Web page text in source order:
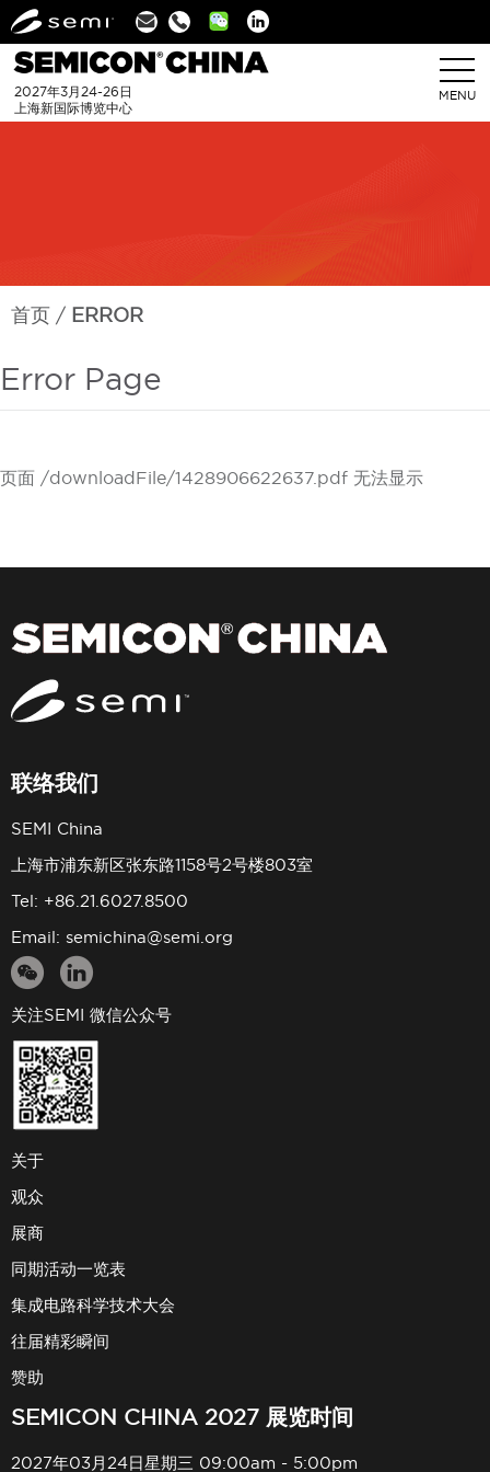
Linkedin
2027年3月24-26日
上海新国际博览中心
MENU
首页 ERROR
Error Page
页面 /downloadFile/1428906622637.pdf 无法显示
联络我们
SEMI China
上海市浦东新区张东路1158号2号楼803室
Tel: +86.21.6027.8500
Email: semichina@semi.org
关注SEMI 微信公众号
关于
观众
展商
同期活动一览表
集成电路科学技术大会
往届精彩瞬间
赞助
SEMICON CHINA 2027 展览时间
2027年03月24日星期三 09:00am - 5:00pm